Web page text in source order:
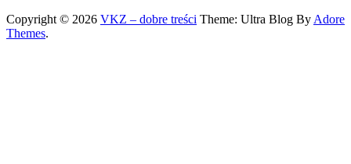
Copyright © 2026 VKZ – dobre treści Theme: Ultra Blog By Adore
Themes.